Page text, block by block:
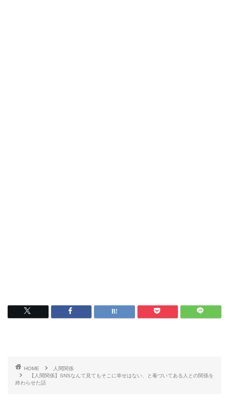
HOME
人間関係
【人間関係】SNSなんて見てもそこに幸せはない、と毒づいてある人との関係を
終わらせた話